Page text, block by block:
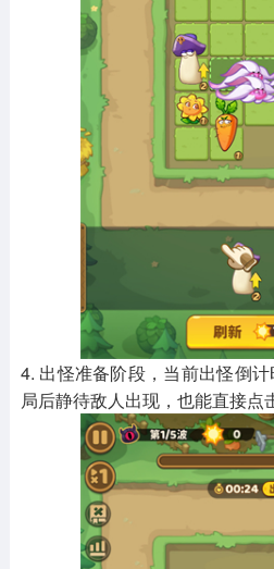
4. 出怪准备阶段，当前出怪倒
局后静待敌人出现，也能直接点